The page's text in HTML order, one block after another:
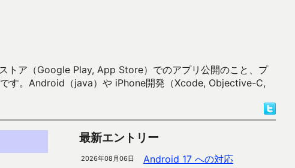
トア（Google Play, App Store）でのアプリ公開のこと、プ
す。Android（java）や iPhone開発（Xcode, Objective-C,
最新エントリー
2026年08月06日 Android 17 への対応